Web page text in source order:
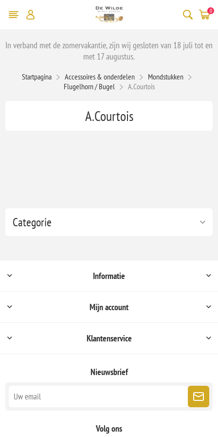
0
In verband met de zomervakantie, zijn wij gesloten van 18 juli tot en
met 17 augustus.
Startpagina Accessoires & onderdelen
Mondstukken
Flugelhorn / Bugel
A.Courtois
Categorie
A.Courtois
Informatie
Mijn account
Klantenservice
Nieuwsbrief
Volg ons